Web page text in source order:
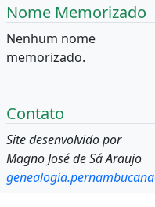
Nome Memorizado
Nenhum nome
memorizado.
Contato
Site desenvolvido por
Magno José de Sá Araujo